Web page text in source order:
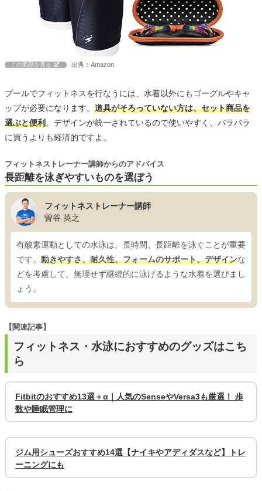
この商品を見る 出典：Amazon
プールでフィットネスを行なうには、水着以外にもゴーグルやキャ
ップが必要になります。 道具がそろっていない方は、セット商品を
選ぶと便利。デザインが統一されているので使いやすく、バラバラ
に買うよりも経済的ですよ。
長距離を泳ぎやすいものを選ぼう
フィットネストレーナー講師からのアドバイス
フィットネストレーナー講師
曽谷 英之
有酸素運動としての水泳は、長時間、長距離を泳ぐことが重要
です。 動きやすさ、耐久性、フォームのサポート、デザインな
どを考慮して、無理せず継続的に泳げるような水着を選びまし
ょう。
フィットネス・水泳におすすめのグッズはこち
ら
【関連記事】
Fitbitのおすすめ13選＋α｜人気のSenseやVersa3も厳選！ 歩
数や睡眠管理に
ジム用シューズおすすめ14選【ナイキやアディダスなど】トレ
ーニングにも